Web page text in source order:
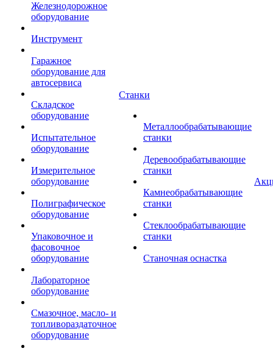
Железнодорожное
оборудование
Инструмент
Гаражное
оборудование для
автосервиса
Складское
оборудование
Испытательное
оборудование
Измерительное
оборудование
Полиграфическое
оборудование
Упаковочное и
фасовочное
оборудование
Лабораторное
оборудование
Смазочное, масло- и
топливораздаточное
оборудование
Станки
Металлообрабатывающие
станки
Деревообрабатывающие
станки
Камнеобрабатывающие
станки
Стеклообрабатывающие
станки
Станочная оснастка